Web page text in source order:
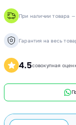
При наличии товара
Гарантия на весь
4.5совокупная